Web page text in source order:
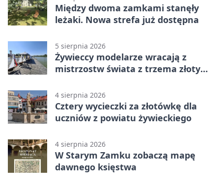
Między dwoma zamkami stanęły
leżaki. Nowa strefa już dostępna
5 sierpnia 2026
Żywieccy modelarze wracają z
mistrzostw świata z trzema złotymi
4 sierpnia 2026
Cztery wycieczki za złotówkę dla
uczniów z powiatu żywieckiego
4 sierpnia 2026
W Starym Zamku zobaczą mapę
dawnego księstwa